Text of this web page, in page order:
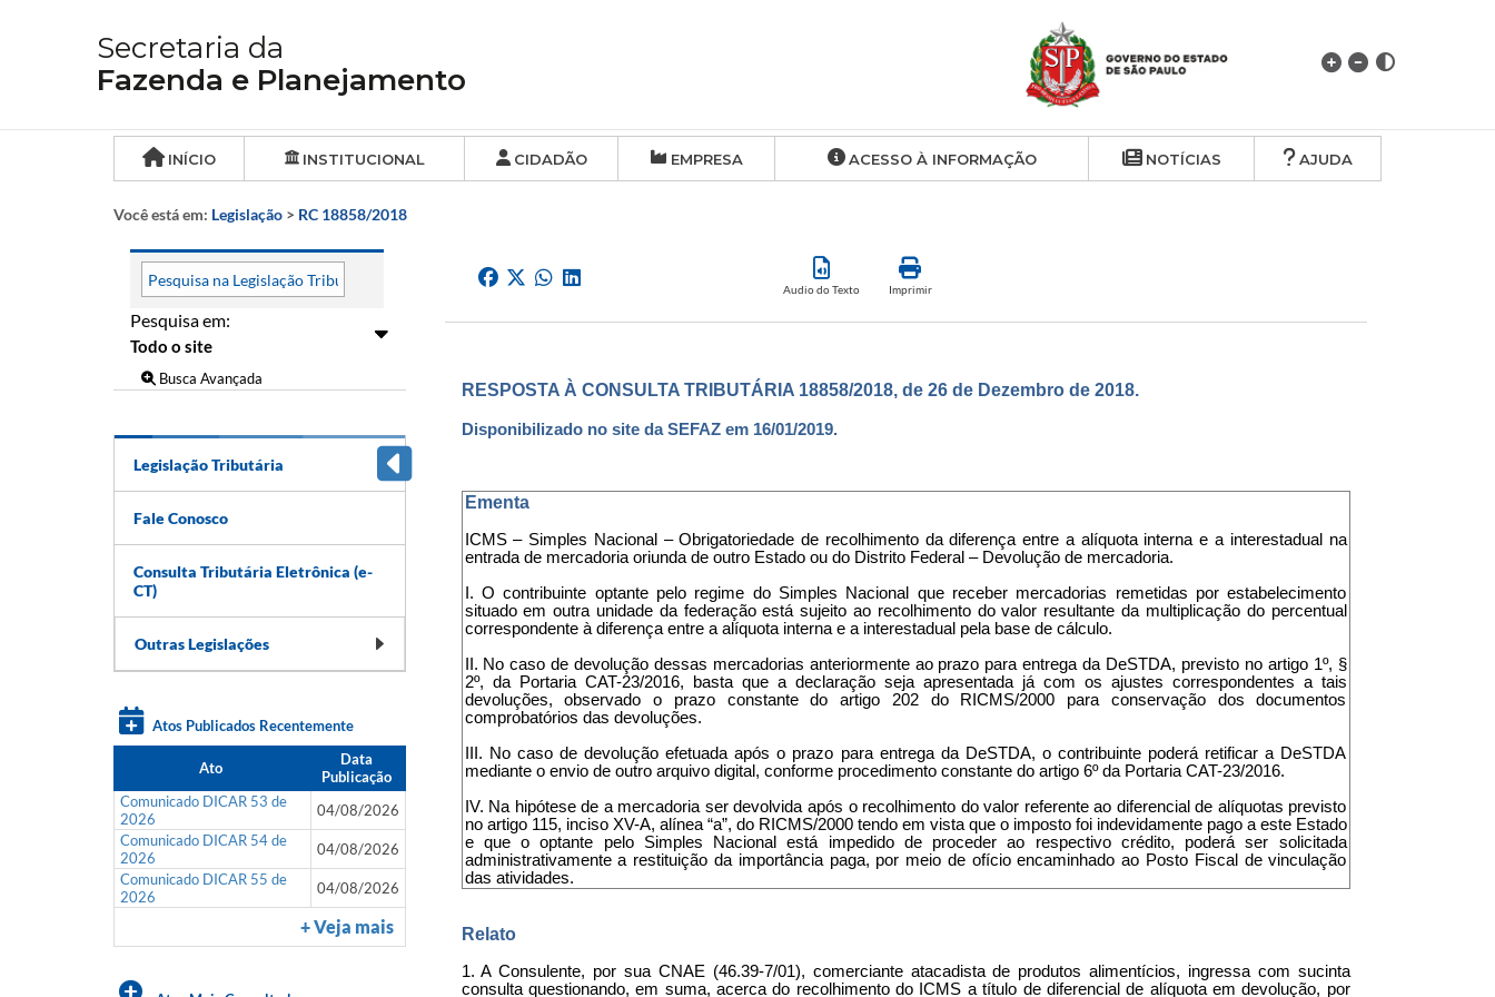
Secretaria da
Fazenda e Planejamento
INÍCIO INSTITUCIONAL CIDADÃO EMPRESA ACESSO À INFORMAÇÃO NOTÍCIAS AJUDA
Você está em: Legislação > RC 18858/2018
Pesquisa em:
Busca Avançada
Legislação Tributária
Fale Conosco
Consulta Tributária Eletrônica (e-
CT)
Outras Legislações
Atos Publicados Recentemente
Ato
Data
Publicação
Comunicado DICAR 53 de
2026
04/08/2026
Comunicado DICAR 54 de
2026
04/08/2026
Comunicado DICAR 55 de
2026
04/08/2026
+ Veja mais
Audio do Texto Imprimir
RESPOSTA À CONSULTA TRIBUTÁRIA 18858/2018, de 26 de Dezembro de 2018.
Disponibilizado no site da SEFAZ em 16/01/2019.
Ementa
ICMS – Simples Nacional – Obrigatoriedade de recolhimento da diferença entre a alíquota interna e a interestadual na
entrada de mercadoria oriunda de outro Estado ou do Distrito Federal – Devolução de mercadoria.
I. O contribuinte optante pelo regime do Simples Nacional que receber mercadorias remetidas por estabelecimento
situado em outra unidade da federação está sujeito ao recolhimento do valor resultante da multiplicação do percentual
correspondente à diferença entre a alíquota interna e a interestadual pela base de cálculo.
II. No caso de devolução dessas mercadorias anteriormente ao prazo para entrega da DeSTDA, previsto no artigo 1º, §
2º, da Portaria CAT-23/2016, basta que a declaração seja apresentada já com os ajustes correspondentes a tais
devoluções, observado o prazo constante do artigo 202 do RICMS/2000 para conservação dos documentos
comprobatórios das devoluções.
III. No caso de devolução efetuada após o prazo para entrega da DeSTDA, o contribuinte poderá retificar a DeSTDA
mediante o envio de outro arquivo digital, conforme procedimento constante do artigo 6º da Portaria CAT-23/2016.
IV. Na hipótese de a mercadoria ser devolvida após o recolhimento do valor referente ao diferencial de alíquotas previsto
no artigo 115, inciso XV-A, alínea “a”, do RICMS/2000 tendo em vista que o imposto foi indevidamente pago a este Estado
e que o optante pelo Simples Nacional está impedido de proceder ao respectivo crédito, poderá ser solicitada
administrativamente a restituição da importância paga, por meio de ofício encaminhado ao Posto Fiscal de vinculação
das atividades.
Relato
1. A Consulente, por sua CNAE (46.39-7/01), comerciante atacadista de produtos alimentícios, ingressa com sucinta
consulta questionando, em suma, acerca do recolhimento do ICMS a título de diferencial de alíquota em devolução, por